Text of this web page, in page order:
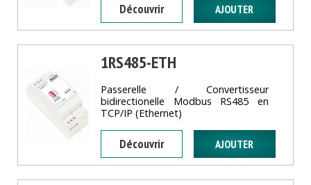
Découvrir
1RS485-ETH
Passerelle / Convertisseur
bidirectionelle Modbus RS485 en
TCP/IP (Ethernet)
Découvrir